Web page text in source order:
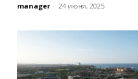
manager - 24 июня, 2025